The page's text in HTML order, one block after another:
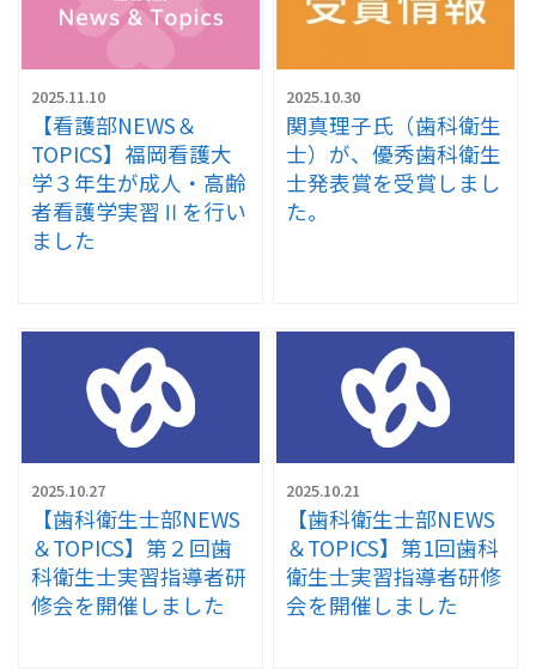
2025.11.10
【看護部NEWS＆
TOPICS】福岡看護大
学３年生が成人・高齢
者看護学実習Ⅱを行い
ました
2025.10.30
関真理子氏（歯科衛生
士）が、優秀歯科衛生
士発表賞を受賞しまし
た。
2025.10.27
【歯科衛生士部NEWS
＆TOPICS】第２回歯
科衛生士実習指導者研
修会を開催しました
2025.10.21
【歯科衛生士部NEWS
＆TOPICS】第1回歯科
衛生士実習指導者研修
会を開催しました